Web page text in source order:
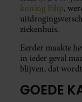
koning Filip,
ziekenhuis.
Eerder maakte
in ieder geval
blijven, dat
GOEDE